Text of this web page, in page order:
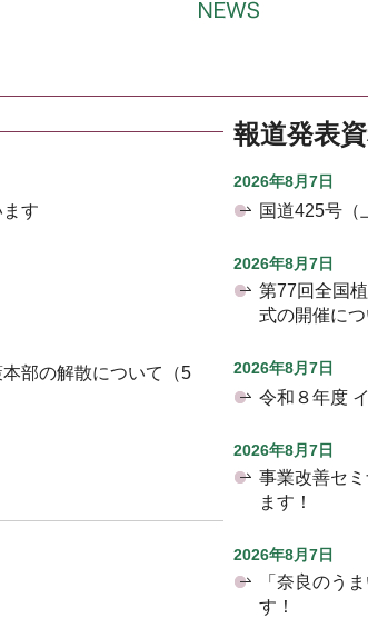
す
部の解散について（5
報道発表
2026年8月7日
国道425号（
2026年8月7日
第77回全国
式の開催につ
2026年8月7日
令和８年度
2026年8月7日
事業改善セ
ます！
2026年8月7日
「奈良のう
す！